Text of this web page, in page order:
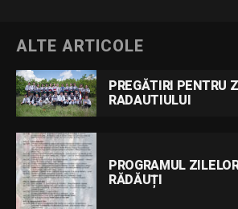
ALTE ARTICOLE
PREGĂTIRI PENTRU
RADAUTIULUI
PROGRAMUL
RĂDĂUȚI